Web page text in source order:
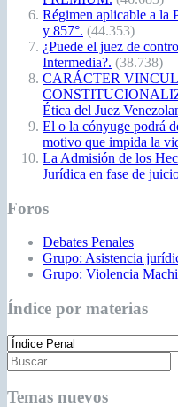
Régimen aplicable a la
y 857°. (44.353)
¿Puede el juez de
Intermedia?. (38.738)
CARÁCTER
Ética del Juez
El o la cónyuge podrá
motivo que impida la
La Admisión de los
Jurídica en fase de
Foros
Debates Penales
Grupo: Asistencia
Grupo: Violencia
Índice por materias
Temas nuevos